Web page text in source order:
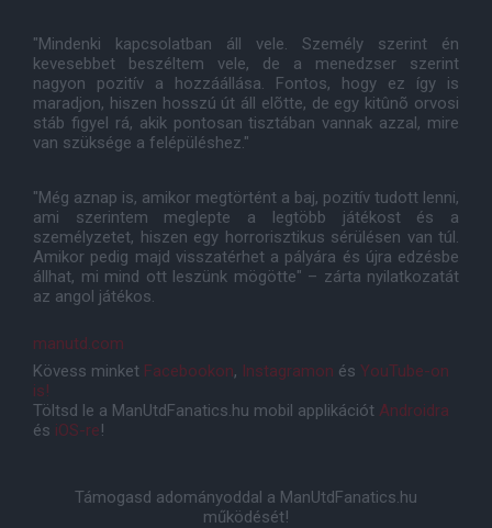
"Mindenki kapcsolatban áll vele. Személy szerint én
kevesebbet beszéltem vele, de a menedzser szerint
nagyon pozitív a hozzáállása. Fontos, hogy ez így is
maradjon, hiszen hosszú út áll elõtte, de egy kitûnõ orvosi
stáb figyel rá, akik pontosan tisztában vannak azzal, mire
van szüksége a felépüléshez."
"Még aznap is, amikor megtörtént a baj, pozitív tudott lenni,
ami szerintem meglepte a legtöbb játékost és a
személyzetet, hiszen egy horrorisztikus sérülésen van túl.
Amikor pedig majd visszatérhet a pályára és újra edzésbe
állhat, mi mind ott leszünk mögötte" – zárta nyilatkozatát
az angol játékos.
manutd.com
Kövess minket Facebookon, Instagramon és YouTube-on
is!
Töltsd le a ManUtdFanatics.hu mobil applikációt Androidra
és iOS-re!
Támogasd adományoddal a ManUtdFanatics.hu
működését!